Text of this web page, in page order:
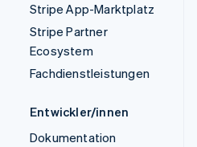
Stripe App-Marktplatz
Stripe Partner
Ecosystem
Fachdienstleistungen
Entwickler/innen
Dokumentation